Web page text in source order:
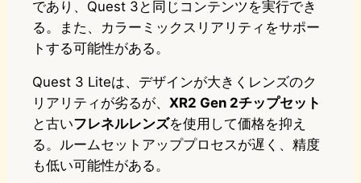
であり、Quest 3と同じコンテンツを実行でき
る。また、カラーミックスリアリティをサポー
トする可能性がある。
Quest 3 Liteは、デザインが大きくレンズのク
リアリティが劣るが、 XR2 Gen 2チップセット
と古いフレネルレンズを使用して価格を抑え
る。ルームセットアッププロセスが遅く、精度
も低い可能性がある。